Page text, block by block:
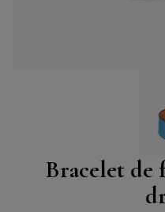
Bracelet de